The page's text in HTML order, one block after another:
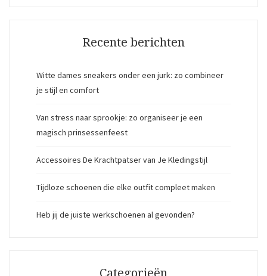
Recente berichten
Witte dames sneakers onder een jurk: zo combineer
je stijl en comfort
Van stress naar sprookje: zo organiseer je een
magisch prinsessenfeest
Accessoires De Krachtpatser van Je Kledingstijl
Tijdloze schoenen die elke outfit compleet maken
Heb jij de juiste werkschoenen al gevonden?